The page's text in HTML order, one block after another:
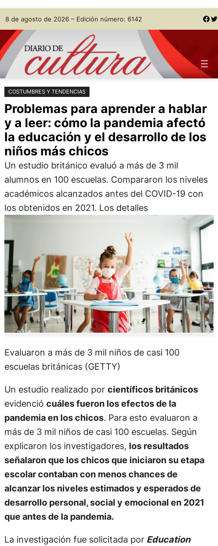
Saltar
al
contenido
Skip
to
content
8 de agosto de 2026 – Edición número: 6142 Facebook Twitter
COSTUMBRES Y TENDENCIAS
Problemas para aprender a hablar
y a leer: cómo la pandemia afectó
la educación y el desarrollo de los
niños más chicos
Un estudio británico evaluó a más de 3 mil
alumnos en 100 escuelas. Compararon los niveles
académicos alcanzados antes del COVID-19 con
los obtenidos en 2021. Los detalles
Evaluaron a más de 3 mil niños de casi 100
escuelas británicas (GETTY)
Un estudio realizado por científicos británicos
evidenció cuáles fueron los efectos de la
pandemia en los chicos. Para esto evaluaron a
más de 3 mil niños de casi 100 escuelas. Según
explicaron los investigadores, los resultados
señalaron que los chicos que iniciaron su etapa
escolar contaban con menos chances de
alcanzar los niveles estimados y esperados de
desarrollo personal, social y emocional en 2021
que antes de la pandemia.
La investigación fue solicitada porEducation